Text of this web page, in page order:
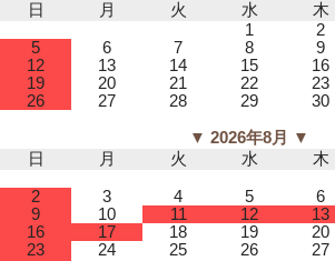
日
月 火 水 木
1
2
5
6 7 8 9
12
13 14 15 16
19
20 21 22 23
26
27 28 29 30
▼ 2026年8月 ▼
日
月 火 水 木
2
3 4 5 6
9
10 11 12 13
16
17 18 19 20
23
24 25 26 27